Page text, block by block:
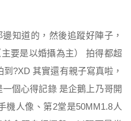
知道的，然後追蹤好陣子，
要是以婚攝為主） 拍得都超
?XD 其實還有親子寫真啦，
個心得記錄 是企鵝上乃哥開
機人像、第2堂是50MM1.8人